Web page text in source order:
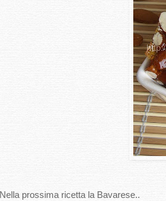
Nella prossima ricetta la Bavarese..